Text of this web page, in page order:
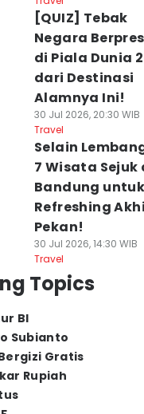
[QUIZ] Tebak
Negara
di Piala Dunia
dari Destinasi
Alamnya Ini!
30 Jul 2026, 20:30 WIB
Travel
Selain
7 Wisata Sejuk
Bandung untuk
Refreshing
Pekan!
30 Jul 2026, 14:30 WIB
Travel
Topics
BI
Subianto
Gratis
Rupiah